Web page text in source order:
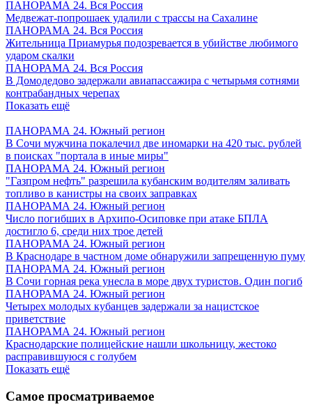
ПАНОРАМА 24. Вся Россия
Медвежат-попрошаек удалили с трассы на Сахалине
ПАНОРАМА 24. Вся Россия
Жительница Приамурья подозревается в убийстве любимого
ударом скалки
ПАНОРАМА 24. Вся Россия
В Домодедово задержали авиапассажира с четырьмя сотнями
контрабандных черепах
Показать ещё
ПАНОРАМА 24. Южный регион
В Сочи мужчина покалечил две иномарки на 420 тыс. рублей
в поисках "портала в иные миры"
ПАНОРАМА 24. Южный регион
"Газпром нефть" разрешила кубанским водителям заливать
топливо в канистры на своих заправках
ПАНОРАМА 24. Южный регион
Число погибших в Архипо-Осиповке при атаке БПЛА
достигло 6, среди них трое детей
ПАНОРАМА 24. Южный регион
В Краснодаре в частном доме обнаружили запрещенную пуму
ПАНОРАМА 24. Южный регион
В Сочи горная река унесла в море двух туристов. Один погиб
ПАНОРАМА 24. Южный регион
Четырех молодых кубанцев задержали за нацистское
приветствие
ПАНОРАМА 24. Южный регион
Краснодарские полицейские нашли школьницу, жестоко
расправившуюся с голубем
Показать ещё
Самое просматриваемое